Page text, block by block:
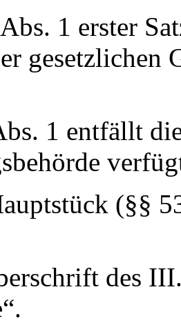
1 erster
gesetzlichen
1 entfällt
(§§
des
.